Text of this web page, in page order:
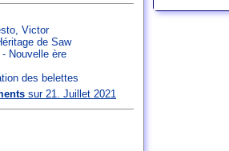
Victor
de Saw
Nouvelle ère
des belettes
sur 21. Juillet 2021